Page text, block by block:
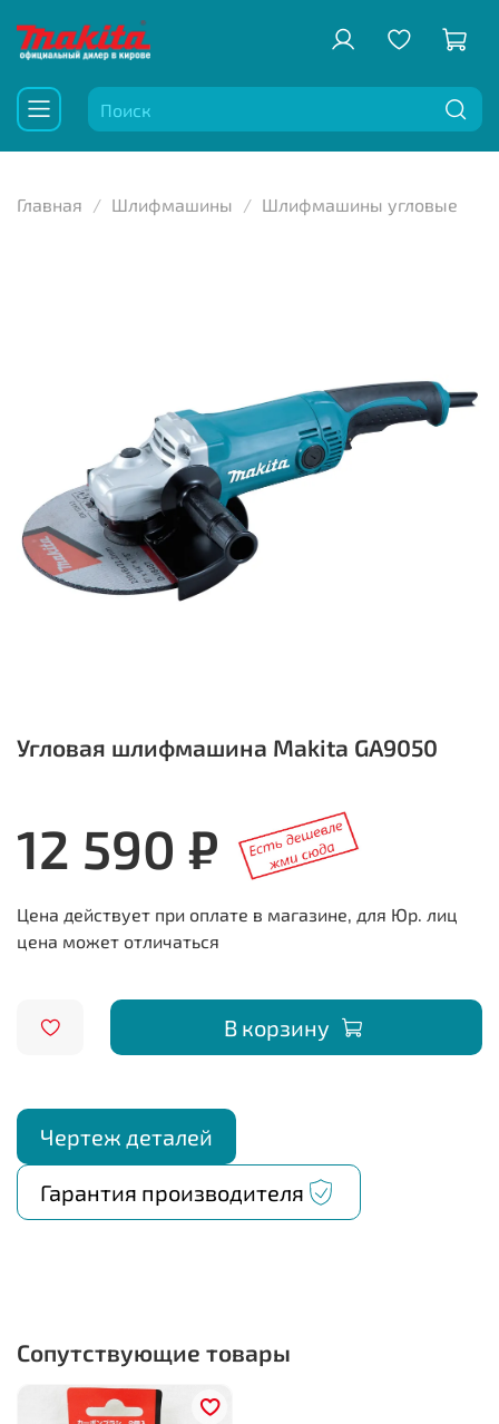
Главная Шлифмашины Шлифмашины угловые
Угловая шлифмашина Makita GA9050
12 590 ₽
В корзину
Чертеж деталей
Гарантия производителя
Сопутствующие товары